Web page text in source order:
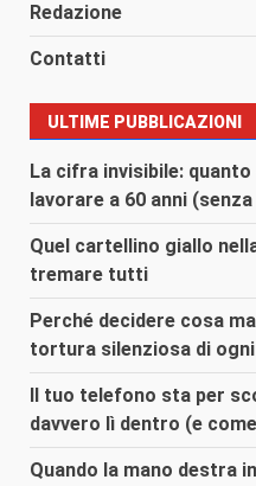
Redazione
Contatti
ULTIME PUBBLICAZIONI
La cifra invisibile:
lavorare a 60 anni
Quel cartellino giallo
tremare tutti
Perché decidere cosa
tortura silenziosa di
Il tuo telefono sta per
davvero lì dentro (e
Quando la mano destra